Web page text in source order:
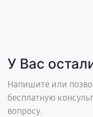
У Вас
Напишите или
бесплатную
вопросу.